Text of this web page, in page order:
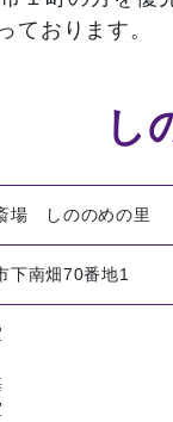
ております。
し
場 しののめの里
下南畑70番地1